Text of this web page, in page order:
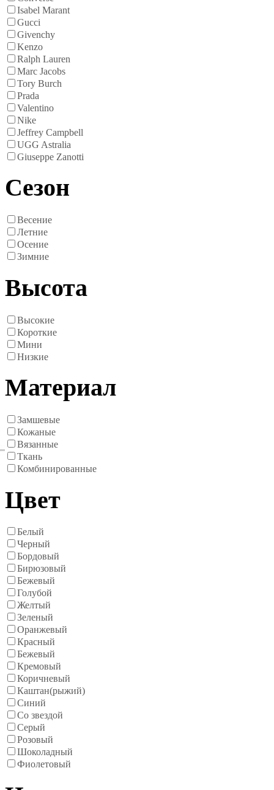
Isabel Marant
Gucci
Givenchy
Kenzo
Ralph Lauren
Marc Jacobs
Tory Burch
Prada
Valentino
Nike
Jeffrey Campbell
UGG Astralia
Giuseppe Zanotti
Сезон
Весение
Летние
Осение
Зимние
Высота
Высокие
Короткие
Мини
Низкие
Материал
Замшевые
Кожаные
Вязанные
Ткань
Комбинированные
Цвет
Белый
Черный
Бордовый
Бирюзовый
Бежевый
Голубой
Желтый
Зеленый
Оранжевый
Красный
Бежевый
Кремовый
Коричневый
Каштан(рыжий)
Синий
Со звездой
Серый
Розовый
Шоколадный
Фиолетовый